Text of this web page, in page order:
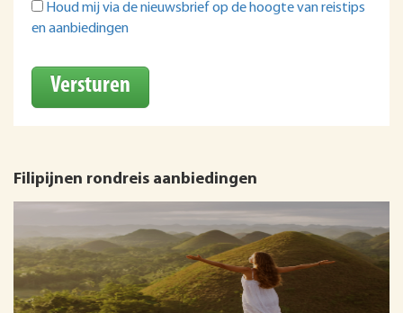
Houd mij via de nieuwsbrief op de hoogte van reistips
en aanbiedingen
Versturen
Filipijnen rondreis aanbiedingen